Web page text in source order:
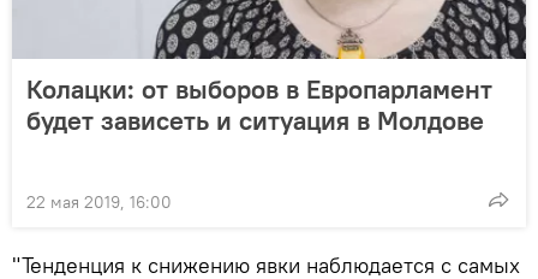
Колацки: от выборов в Европарламент
будет зависеть и ситуация в Молдове
22 мая 2019, 16:00
"Тенденция к снижению явки наблюдается с самых